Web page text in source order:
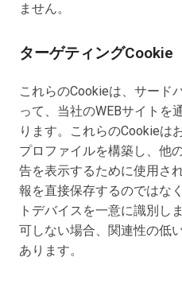
ません。
ターゲティングCookie
これらのCookieは、サード
って、当社のWEBサイトを
ります。これらのCookieは
プロファイルを構築し、他
告を表示するために使用さ
報を直接保存するのではな
トデバイスを一意に識別し
可しない場合、関連性の低
あります。